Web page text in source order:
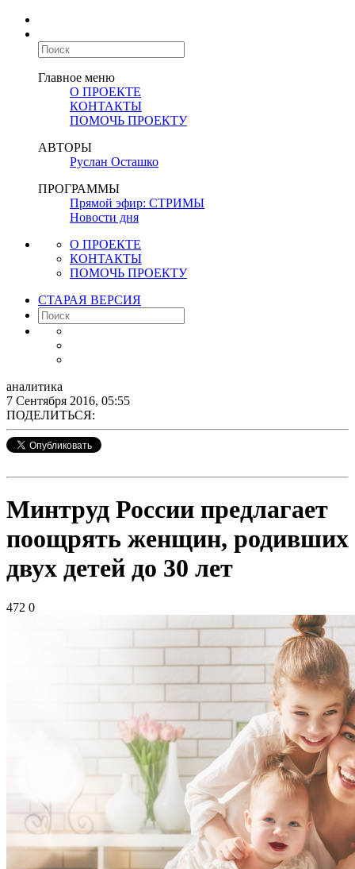
Главное меню
О ПРОЕКТЕ
КОНТАКТЫ
ПОМОЧЬ ПРОЕКТУ
АВТОРЫ
Руслан Осташко
ПРОГРАММЫ
Прямой эфир: СТРИМЫ
Новости дня
О ПРОЕКТЕ
КОНТАКТЫ
ПОМОЧЬ ПРОЕКТУ
СТАРАЯ ВЕРСИЯ
аналитика
7 Сентября 2016, 05:55
ПОДЕЛИТЬСЯ:
Минтруд России предлагает
поощрять женщин, родивших
двух детей до 30 лет
472 0